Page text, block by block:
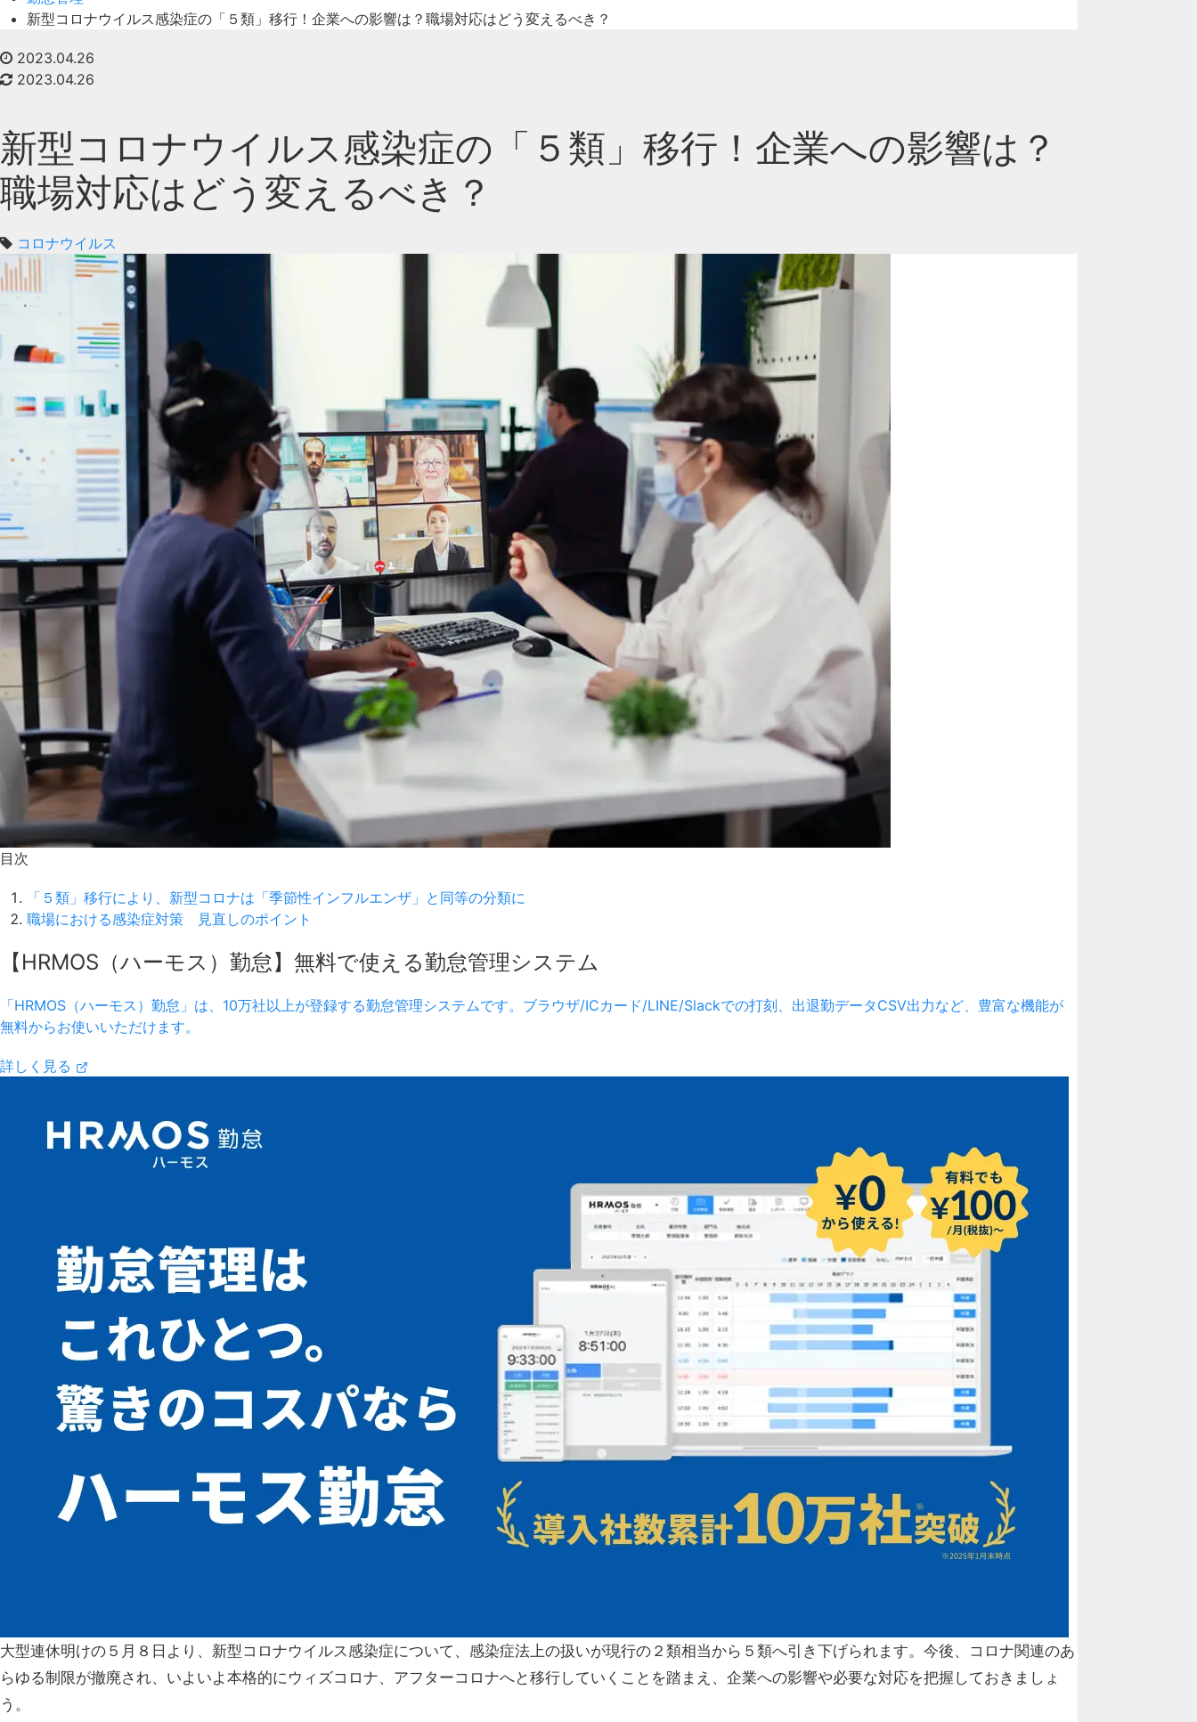
新型コロナウイルス感染症の「５類」移行！企業への影響は？職場対応はどう変えるべき？
2023.04.26
2023.04.26
新型コロナウイルス感染症の「５類」移行！企業への影響は？
職場対応はどう変えるべき？
コロナウイルス
目次
「５類」移行により、新型コロナは「季節性インフルエンザ」と同等の分類に
職場における感染症対策 見直しのポイント
【HRMOS（ハーモス）勤怠】無料で使える勤怠管理システム
「HRMOS（ハーモス）勤怠」は、10万社以上が登録する勤怠管理システムです。ブラウザ/ICカード/LINE/Slackでの打刻、出退勤データCSV出力など、豊富な機能が
無料からお使いいただけます。
詳しく見る
大型連休明けの５月８日より、新型コロナウイルス感染症について、感染症法上の扱いが現行の２類相当から５類へ引き下げられます。今後、コロナ関連のあ
らゆる制限が撤廃され、いよいよ本格的にウィズコロナ、アフターコロナへと移行していくことを踏まえ、企業への影響や必要な対応を把握しておきましょ
う。